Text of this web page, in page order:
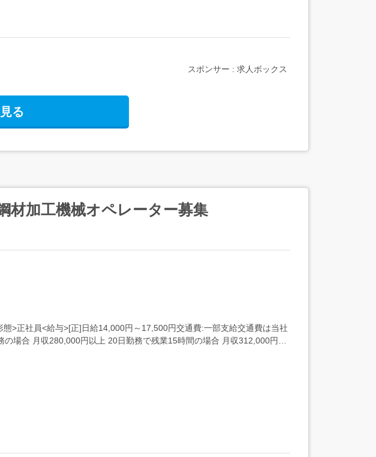
スポンサー : 求人ボックス
る
材加工機械オペレーター募集
>正社員<給与>[正]日給14,000円～17,500円交通費:一部支給交通費は当社
場合 月収280,000円以上 20日勤務で残業15時間の場合 月収312,000円以